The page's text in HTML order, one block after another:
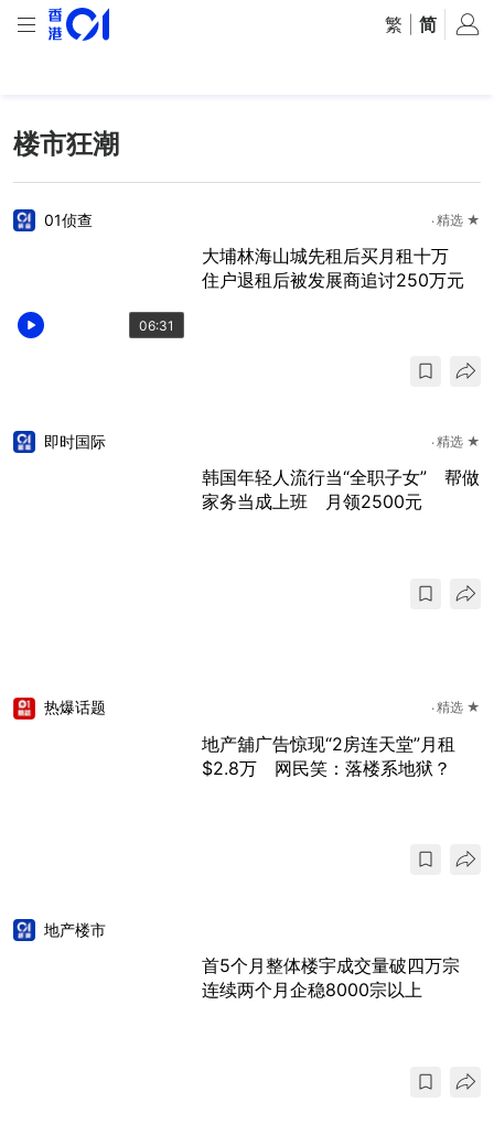
繁 简
楼市狂潮
06:31
01侦查 精选 ★
大埔林海山城先租后买月租十万
住户退租后被发展商追讨250万元
即时国际 精选 ★
韩国年轻人流行当“全职子女” 帮做
家务当成上班 月领2500元
热爆话题 精选 ★
地产舖广告惊现“2房连天堂”月租
$2.8万 网民笑：落楼系地狱？
地产楼市
首5个月整体楼宇成交量破四万宗
连续两个月企稳8000宗以上